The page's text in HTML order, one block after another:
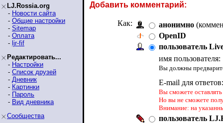
LJ.Rossia.org
- Новости сайта
- Общие настройки
- Sitemap
- Оплата
- ljr-fif
Редактировать...
- Настройки
- Список друзей
- Дневник
- Картинки
- Пароль
- Вид дневника
Сообщества
Добавить комментарий:
Как: анонимно
OpenID
пользователь
имя пользователя:
Вы должны
E-mail для
Вы сможете
Но вы не сможете
Внимание: на
пользователь